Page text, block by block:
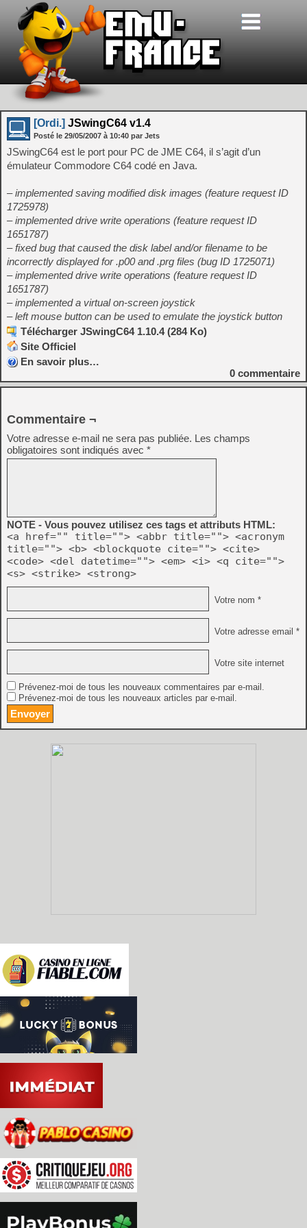
[Ordi.] JSwingC64 v1.4
Posté le 29/05/2007 à 10:40 par Jets
JSwingC64 est le port pour PC de JME C64, il s’agit d’un
émulateur Commodore C64 codé en Java.
– implemented saving modified disk images (feature request ID
1725978)
– implemented drive write operations (feature request ID
1651787)
– fixed bug that caused the disk label and/or filename to be
incorrectly displayed for .p00 and .prg files (bug ID 1725071)
– implemented drive write operations (feature request ID
1651787)
– implemented a virtual on-screen joystick
– left mouse button can be used to emulate the joystick button
Télécharger JSwingC64 1.10.4 (284 Ko)
Site Officiel
En savoir plus…
0 commentaire
Commentaire ¬
Votre adresse e-mail ne sera pas publiée. Les champs
obligatoires sont indiqués avec *
NOTE - Vous pouvez utilisez ces tags et attributs HTML:
<a href="" title=""> <abbr title=""> <acronym
title=""> <b> <blockquote cite=""> <cite>
<code> <del datetime=""> <em> <i> <q cite="">
<s> <strike> <strong>
Votre nom *
Votre adresse email *
Votre site internet
Prévenez-moi de tous les nouveaux commentaires par e-mail.
Prévenez-moi de tous les nouveaux articles par e-mail.